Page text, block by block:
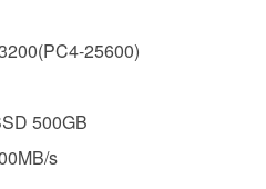
25600)
500GB
s